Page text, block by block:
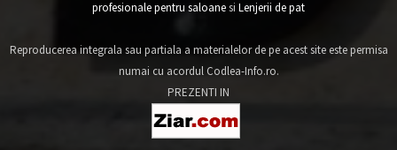
profesionale pentru saloanesi Lenjerii de pat
Reproducerea integrala sau partiala a materialelor de pe acest site este permisa
numai cu acordul Codlea-Info.ro.
PREZENTI IN